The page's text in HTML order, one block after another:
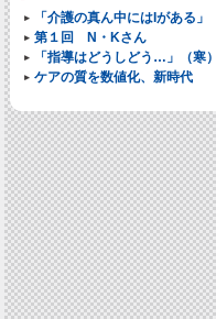
「介護の真ん中にはIがある」
第１回 N・Kさん
「指導はどうしどう…」（寒）
ケアの質を数値化、新時代